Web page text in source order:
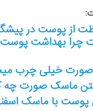
از پوست در
بهداشت پوست
خیلی چرب
ماسک صورت چه
با ماسک